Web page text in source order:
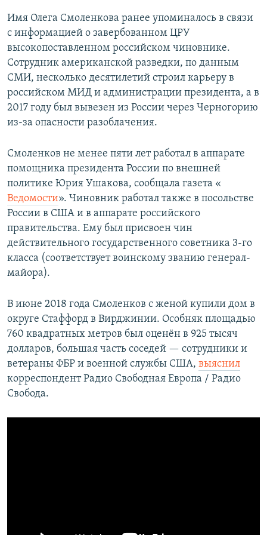
Имя Олега Смоленкова ранее упоминалось в связи
с информацией о завербованном ЦРУ
высокопоставленном российском чиновнике.
Сотрудник американской разведки, по данным
СМИ, несколько десятилетий строил карьеру в
российском МИД и администрации президента, а в
2017 году был вывезен из России через Черногорию
из-за опасности разоблачения.
Смоленков не менее пяти лет работал в аппарате
помощника президента России по внешней
политике Юрия Ушакова, сообщала газета «​
Ведомости»​. Чиновник работал также в посольстве
России в США и в аппарате российского
правительства. Ему был присвоен чин
действительного государственного советника 3-го
класса (соответствует воинскому званию генерал-
майора).
В июне 2018 года Смоленков с женой купили дом в
округе Стаффорд в Вирджинии. Особняк площадью
760 квадратных метров был оценён в 925 тысяч
долларов, большая часть соседей — сотрудники и
ветераны ФБР и военной службы США, выяснил
корреспондент Радио Свободная Европа / Радио
Свобода.